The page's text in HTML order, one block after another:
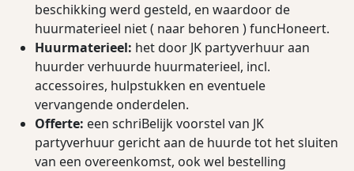
beschikking werd gesteld, en waardoor de
huurmaterieel niet ( naar behoren ) funcHoneert.
Huurmaterieel: het door JK partyverhuur aan
huurder verhuurde huurmaterieel, incl.
accessoires, hulpstukken en eventuele
vervangende onderdelen.
Oﬀerte: een schriBelijk voorstel van JK
partyverhuur gericht aan de huurde tot het sluiten
van een overeenkomst, ook wel bestelling